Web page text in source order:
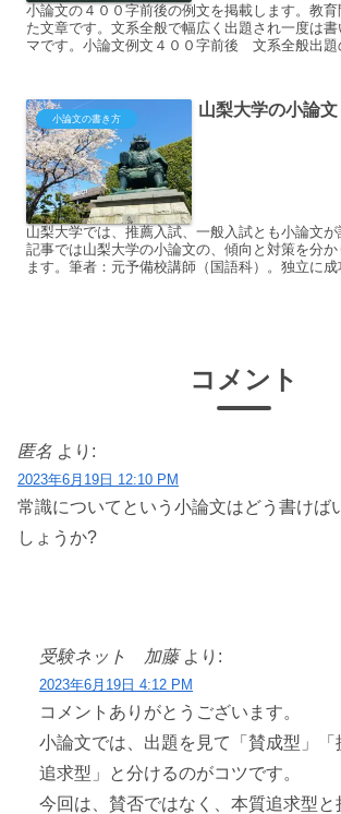
小論文の４００字前後の例文を掲載します。教
た文章です。文系全般で幅広く出題され一度は
マです。小論文例文４００字前後 文系全般出題
小論文の書き方 山梨大学の小論
山梨大学では、推薦入試、一般入試とも小論文
記事では山梨大学の小論文の、傾向と対策を分
ます。筆者：元予備校講師（国語科）。独立に成
コメント
匿名 より:
2023年6月19日 12:10 PM
常識についてという小論文はどう書けば
しょうか?
受験ネット 加藤 より:
2023年6月19日 4:12 PM
コメントありがとうございます。
小論文では、出題を見て「賛成型」
追求型」と分けるのがコツです。
今回は、賛否ではなく、本質追求型と